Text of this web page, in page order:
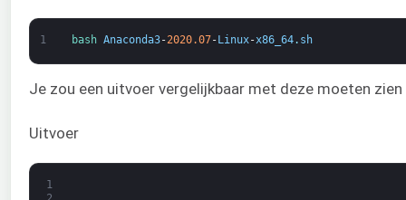
1 bash Anaconda3-2020.07- Linux-x86_64. sh
Je zou een uitvoer vergelijkbaar met deze moeten
Uitvoer
1